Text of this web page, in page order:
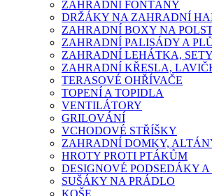
ZAHRADNÍ FONTÁNY
DRŽÁKY NA ZAHRADNÍ
ZAHRADNÍ BOXY NA
ZAHRADNÍ PALISÁDY A
ZAHRADNÍ LEHÁTKA, SETY
ZAHRADNÍ KŘESLA,
TERASOVÉ OHŘÍVAČE
TOPENÍ A TOPIDLA
VENTILÁTORY
GRILOVÁNÍ
VCHODOVÉ STŘÍŠKY
ZAHRADNÍ DOMKY,
HROTY PROTI PTÁKŮM
DESIGNOVÉ PODSEDÁKY A
SUŠÁKY NA PRÁDLO
KOŠE